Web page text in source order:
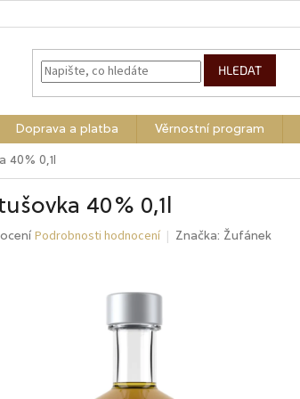
HLEDAT
Doprava a platba Věrnostní program
40% 0,1l
40% 0,1l
Podrobnosti hodnocení Značka: Žufánek